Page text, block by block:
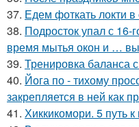
37. Едем фоткать локти в
38. Подросток упал с
время мытья окон и …
39. Тренировка баланса
40. Йога по - тихому
закрепляется в ней как
41. Хиккикомори. 5 путь к